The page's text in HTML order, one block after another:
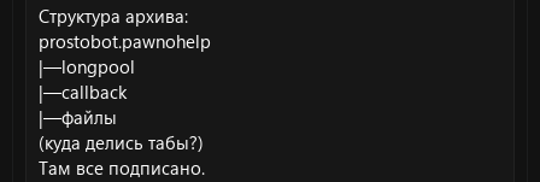
Структура архива:
prostobot.pawnohelp
|—longpool
|—callback
|—файлы
(куда делись табы?)
Там все подписано.